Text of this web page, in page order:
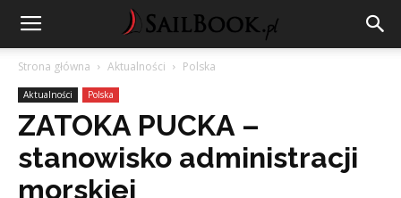
Strona główna Aktualności Polska
Aktualności Polska
ZATOKA PUCKA –
stanowisko administracji
morskiej